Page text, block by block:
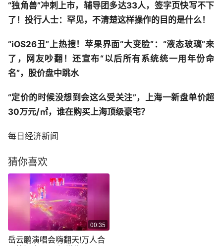
“独角兽”冲刺上市，辅导团多达33人，签字页快写不下
了！投行人士：罕见，不清楚这样操作的目的是什么！
“iOS26丑”上热搜！苹果界面“大变脸”：“液态玻璃”来
了，网友吵翻！还宣布“以后所有系统统一用年份命
名”，股价盘中跳水
“定价的时候没想到会这么受关注”，上海一新盘单价超
30万元/㎡，谁在购买上海顶级豪宅？
每日经济新闻
猜你喜欢
00:35
岳云鹏演唱会嗨翻天!万人合